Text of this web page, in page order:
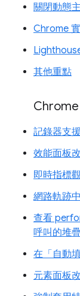
關閉動態
Chrome
其他重點
Chrome
記錄器支
效能面板
即時指標
網路軌跡
查看
呼叫的堆
在「自動
元素面板